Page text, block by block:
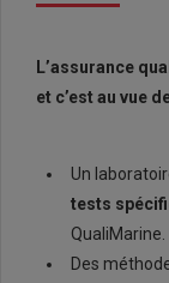
L’assurance
et c’est au vue
Un
tests
QualiMarine.
Des